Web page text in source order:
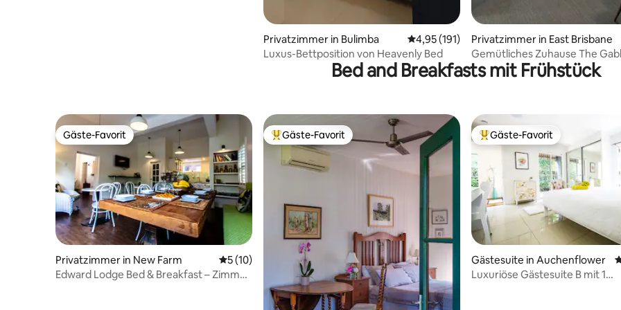
Privatzimmer in Bulimba Durchschnittliche Bewertung: 4,95 von 5,
4,95 (191)
Luxus-Bettposition von Heavenly Bed
Privatzimmer in East Brisbane
Gemütliches Zuhause The
s/Badezimmer
Bed and Breakfasts mit Frühstück
Gäste-Favorit
Gäste-Favorit
Privatzimmer in New Farm Durchschnittliche Bewertung: 5 von 5, 10 Bewertungen
5 (10)
Edward Lodge Bed & Breakfast – Zimmer
Beliebter Gäste-Favorit.
Gäste-Favorit Beliebter Gäste-Favorit.
Gäste-Favorit
Gästesuite in Auchenflower
Luxuriöse Gästesuite B mit 1